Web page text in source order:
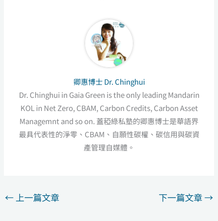
卿惠博士 Dr. Chinghui
Dr. Chinghui in Gaia Green is the only leading Mandarin
KOL in Net Zero, CBAM, Carbon Credits, Carbon Asset
Managemnt and so on. 蓋稏綠私塾的卿惠博士是華語界
最具代表性的淨零、CBAM、自願性碳權、碳信用與碳資
產管理自媒體。
← 上一篇文章 下一篇文章→